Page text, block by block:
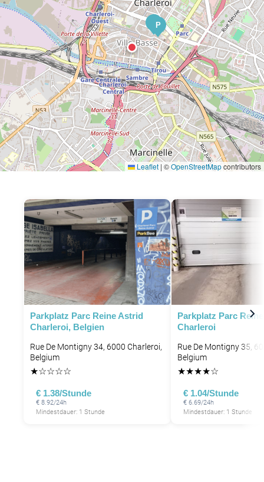
PP
Leaflet | ©OpenStreetMapcontributors
Parkplatz Parc Reine Astrid
Charleroi, Belgien
Rue De Montigny 34, 6000 Charleroi,
Belgium
★☆☆☆☆
€ 1.38/Stunde
€ 8.92/24h
Mindestdauer: 1 Stunde
Parkplatz Parc
Charleroi
Rue De Montigny 35,
Belgium
★★★★☆
€ 1.04/Stunde
€ 6.69/24h
Mindestdauer: 1 Stunde